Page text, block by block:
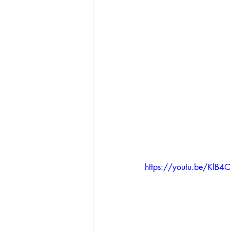
https://youtu.be/